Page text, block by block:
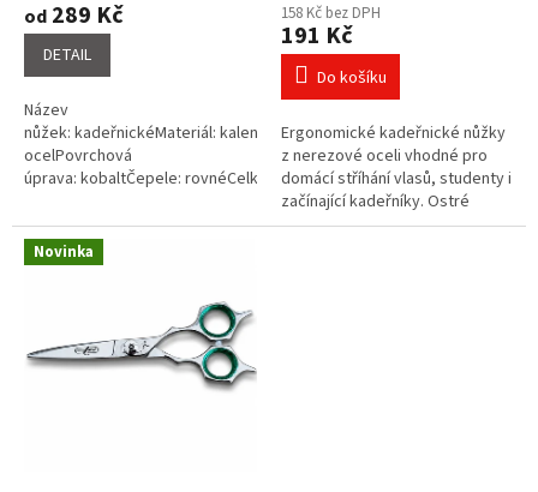
je
3,8
hvězdiček.
od 289 Kč
DETAIL
Název
nůžek: kadeřnickéMateriál: kalená
ocelPovrchová
úprava: kobaltČepele: rovnéCelková
158 Kč bez DPH
191 Kč
Do košíku
Ergonomické kadeřnické nůžky
z nerezové oceli vhodné pro
domácí stříhání vlasů, studenty i
začínající kadeřníky. Ostré
čepele, lehká konstrukce a
Novinka